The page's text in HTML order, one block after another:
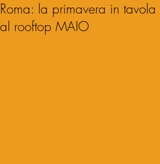
Roma: la primavera in tavola
al rooftop MAIO